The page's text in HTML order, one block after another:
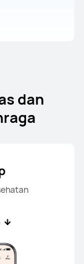
dan